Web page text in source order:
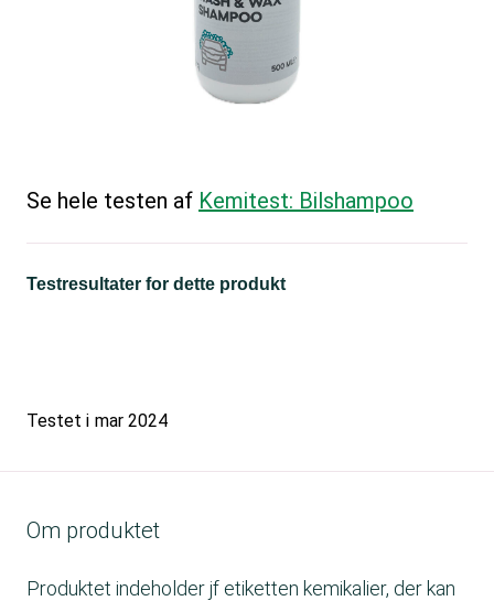
Se hele testen af Kemitest: Bilshampoo
Testresultater for dette produkt
Testet i mar 2024
Om produktet
Produktet indeholder jf etiketten kemikalier, der kan